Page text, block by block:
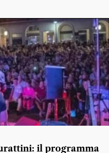
il programma